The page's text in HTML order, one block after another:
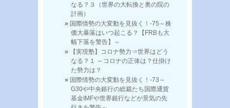
なる？３（世界の大転換と奥の院の
計画）
国際情勢の大変動を見抜く！-75～株
価大暴落はいつ起こる？【FRBも大
幅下落を警告】～
【実現塾】コロナ勢力⇒世界はどう
なる？１ ～コロナの正体は？仕掛け
た勢力は？
国際情勢の大変動を見抜く！-73～
G30や中央銀行の総裁たち国際通貨
基金IMFや世界銀行などが景気の先